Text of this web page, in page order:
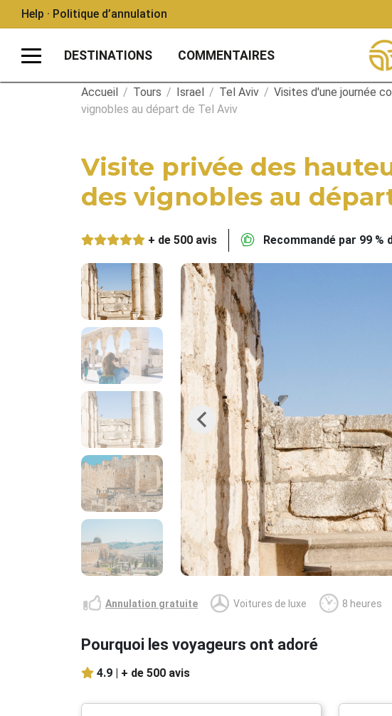
Help · Politique d’annulation
DESTINATIONS COMMENTAIRES
Accueil / Tours / Israel / Tel Aviv / Visites d'une journée
vignobles au départ de Tel Aviv
Visite privée des
des vignobles au
+ de 500 avis Recommandé par 99 %
Previous
Annulation gratuite Voitures de luxe 8 heures
Pourquoi les voyageurs ont adoré
4.9 | + de 500 avis